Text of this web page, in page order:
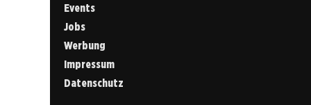
Events
Jobs
Werbung
Impressum
Datenschutz